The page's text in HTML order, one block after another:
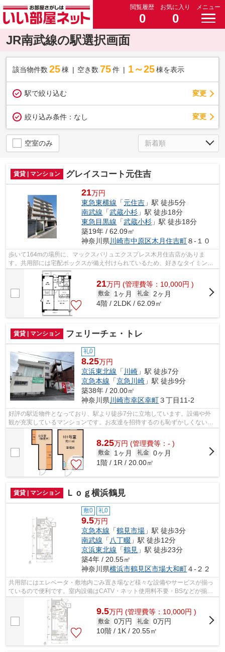
閲覧履歴
0
お気に入り
0
メニュー
JR南武線の駅選択画面
該当物件数 25棟 空き数 75 件 1～25 棟を表示
駅で絞り込む 変更
絞り込み条件： なし 変更
空室のみ
賃貸 | マンション グレイスコート元住吉
21万円
東急東横線 「元住吉 」駅 徒歩5分
南武線 「武蔵小杉 」駅 徒歩18分
東急目黒線 「武蔵小杉 」駅 徒歩18分
築19年 / 62.09㎡
神奈川県川崎市中原区木月住吉町８-１０
歩いて164mの場所に、マックスバリュエクスプレス木月住吉店がありま
す。共用部には宅配ボックスが備え付けられているため、好きなタイミング
で荷物を受け取ることができます。新生活...
21万円 (管理費等：10,000円 )
敷金 1ヶ月 礼金
2ヶ月
4階 / 2LDK / 62.09㎡
賃貸 | マンション フェリーチェ・トレ
礼0
8.25万円
京浜東北線 「 川崎 」駅 徒歩7分
京急本線 「京急川崎 」駅 徒歩9分
築38年 / 20.00㎡
神奈川県 川崎市幸区幸町３丁目11-2
好評の駅近物件となっており、駅より徒歩7分に立地しています。設備や外
観が充実しているマンションです。お友達を招待するのも恥ずかしくない物
件。どういった生活を送りたいか。それ...
8.25万円 (管理費等：- )
敷金 1ヶ月 礼金 0ヶ月
1階 / 1R / 20.00㎡
賃貸 | マンション Ｌｏｇ横浜鶴見
敷0 礼0
9.5万円
京急本線 「鶴見市場 」駅 徒歩3分
南武線 「 八丁畷 」駅 徒歩12分
京浜東北線 「鶴見 」駅 徒歩23分
築4年 / 20.55㎡
神奈川県横浜市鶴見区市場大和町４-２２
共用部にはエレベータ・敷地内ごみ置き場など様々な設備やサービスが揃っ
ているので便利です。室内設備はCATV・ネット使用料不要・BSなどが揃っ
ており、とても充実しています。定期的...
9.5万円 (管理費等：10,000円 )
敷金 0万円 礼金 0万円
10階 / 1K / 20.55㎡